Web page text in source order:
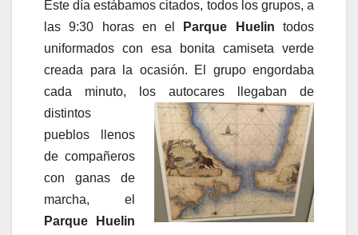
Este día estábamos citados, todos los grupos, a
las 9:30 horas en el
Parque Huelin todos
uniformados con esa bonita camiseta verde
creada para la ocasión. El grupo engordaba
cada minuto, los autocares llegaban de
distintos
pueblos llenos
de compañeros
con ganas de
marcha, el
Parque Huelin